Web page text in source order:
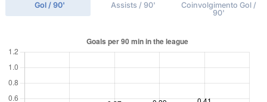
Gol / 90' Assists / 90'
Coinvolgimento Gol /
90'